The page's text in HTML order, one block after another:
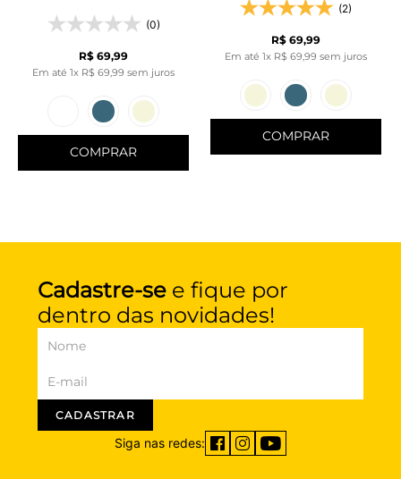
(0)
R$ 69,99
Em até 1x R$ 69 99 sem juros
COMPRAR
(2)
R$ 69,99
Em até 1x R$ 69 99 sem juros
COMPRAR
Cadastre-se e fique por
dentro das novidades!
CADASTRAR
Siga nas redes: